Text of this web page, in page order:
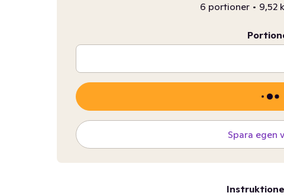
6 portioner • 9,52
Spara egen